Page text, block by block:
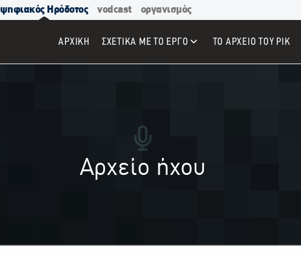
ψηφιακός Ηρόδοτος vodcast οργανισμός
ΑΡΧΙΚΉ ΣΧΕΤΙΚΑ ΜΕ ΤΟ ΕΡΓΟ ΤΟ ΑΡΧΕΙΟ ΤΟΥ ΡΙΚ
Αρχείο ήχου